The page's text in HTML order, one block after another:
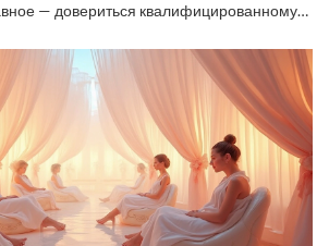
— довериться квалифицированному